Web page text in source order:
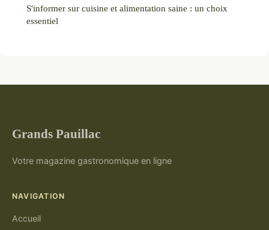
S'informer sur cuisine et alimentation saine : un choix
essentiel
Grands Pauillac
Votre magazine gastronomique en ligne
NAVIGATION
Accueil